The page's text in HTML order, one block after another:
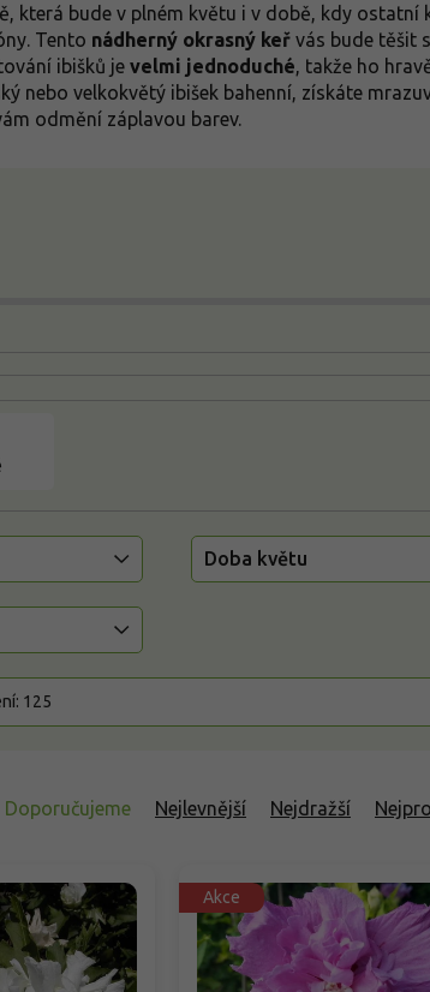
která bude v plném květu i v době, kdy ostatní
Tento nádherný okrasný keř vás bude těšit
ibišků je velmi jednoduché, takže ho
nebo velkokvětý ibišek bahenní, získáte
odmění záplavou barev.
Doporučujeme Nejlevnější Nejdražší
Doba květu
125
Akce